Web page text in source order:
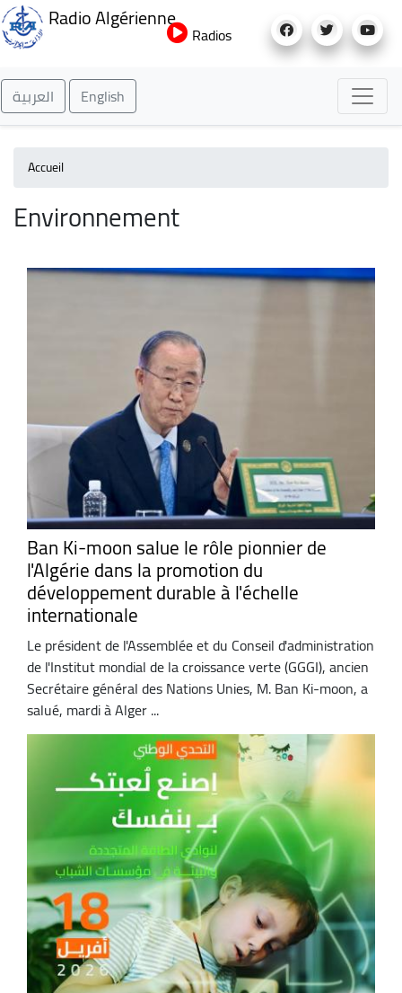
au
Radio Algérienne
Radios
العربية English
Accueil
Environnement
Ban Ki-moon salue le rôle pionnier de
l'Algérie dans la promotion du
développement durable à l'échelle
internationale
Le président de l'Assemblée et du Conseil d'administration
de l'Institut mondial de la croissance verte (GGGI), ancien
Secrétaire général des Nations Unies, M. Ban Ki-moon, a
salué, mardi à Alger ...